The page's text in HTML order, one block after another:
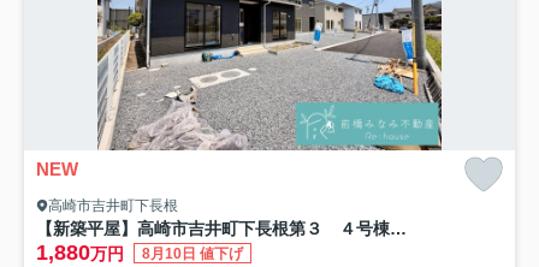
NEW
高崎市吉井町下長根
【新築平屋】高崎市吉井町下長根第３ ４号棟(全４棟) クレイドルガーデン 新築建売分譲
1,880万円 8月10日 値下げ